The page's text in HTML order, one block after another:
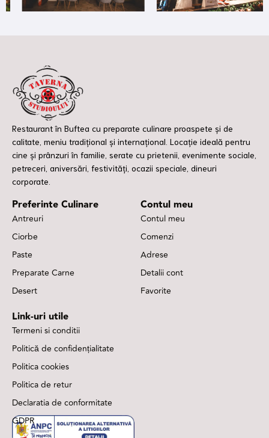
Restaurant în Buftea cu preparate culinare proaspete și de
calitate, meniu tradițional și internațional. Locație ideală pentru
cine și prânzuri în familie, serate cu prietenii, evenimente sociale,
petreceri, aniversări, festivități, ocazii speciale, dineuri
corporate.
Preferinte Culinare
Antreuri
Ciorbe
Paste
Preparate Carne
Desert
Contul meu
Contul meu
Comenzi
Adrese
Detalii cont
Favorite
Link-uri utile
Termeni si conditii
Politică de confidențialitate
Politica cookies
Politica de retur
Declaratia de conformitate
GDPR